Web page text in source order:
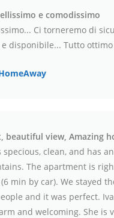
e comodissimo
Ci torneremo di
disponibile... Tutto ottimo
beautiful view, Amazing
clean, and has
The apartment is
min by car). We stayed
and it was perfect.
and welcoming. She is